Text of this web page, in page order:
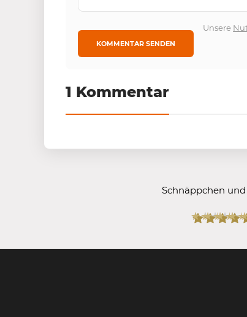
Unsere
1 Kommentar
Schnäppchen